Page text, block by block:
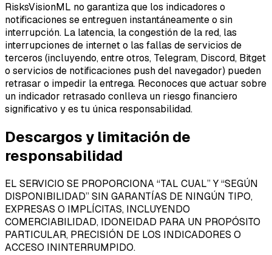
RisksVisionML no garantiza que los indicadores o
notificaciones se entreguen instantáneamente o sin
interrupción. La latencia, la congestión de la red, las
interrupciones de internet o las fallas de servicios de
terceros (incluyendo, entre otros, Telegram, Discord, Bitget
o servicios de notificaciones push del navegador) pueden
retrasar o impedir la entrega. Reconoces que actuar sobre
un indicador retrasado conlleva un riesgo financiero
significativo y es tu única responsabilidad.
Descargos y limitación de
responsabilidad
EL SERVICIO SE PROPORCIONA “TAL CUAL” Y “SEGÚN
DISPONIBILIDAD” SIN GARANTÍAS DE NINGÚN TIPO,
EXPRESAS O IMPLÍCITAS, INCLUYENDO
COMERCIABILIDAD, IDONEIDAD PARA UN PROPÓSITO
PARTICULAR, PRECISIÓN DE LOS INDICADORES O
ACCESO ININTERRUMPIDO.